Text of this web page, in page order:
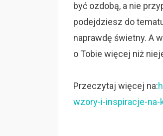
być ozdobą, a nie
podejdziesz do
naprawdę świetny. A
o Tobie więcej niż
Przeczytaj więcej na:
wzory-i-inspiracje-